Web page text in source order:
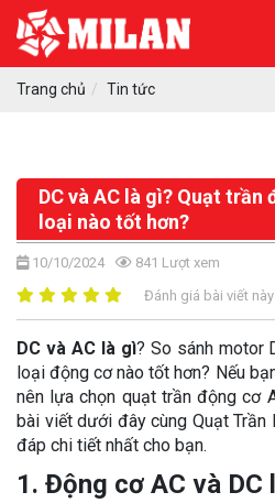
Trang chủ Tin tức
DC và AC là gì? Quạt trần
loại nào tốt hơn?
10/10/2024 841 Lượt xem
Đánh giá bài viết này
DC và AC là gì? So sánh motor
loại động cơ nào tốt hơn? Nếu
nên lựa chọn quạt trần động cơ
bài viết dưới đây cùng Quạt Trần
đáp chi tiết nhất cho bạn.
1. Động cơ AC và DC